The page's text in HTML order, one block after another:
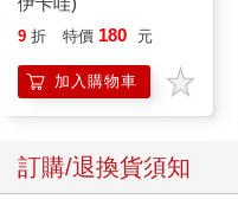
9 折 特價 180 元
加入購物車
訂購/退換貨須知